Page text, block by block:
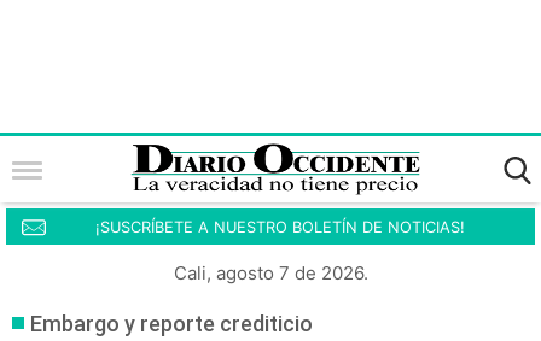
¡SUSCRÍBETE A NUESTRO BOLETÍN DE NOTICIAS!
Cali, agosto 7 de 2026.
Embargo y reporte crediticio